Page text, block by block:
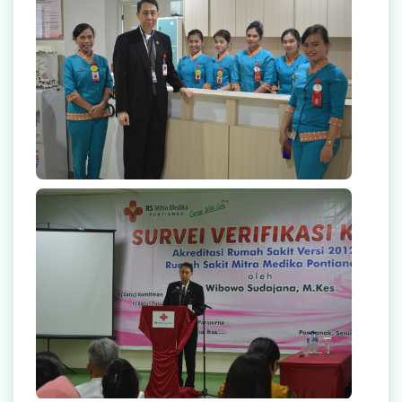
Radiologi
Farmasi
Ambulans
Artikel
Promo
Video Edukasi Kesehatan
Berita & Informasi Kesehatan
Kegiatan
Menu Lain-lain